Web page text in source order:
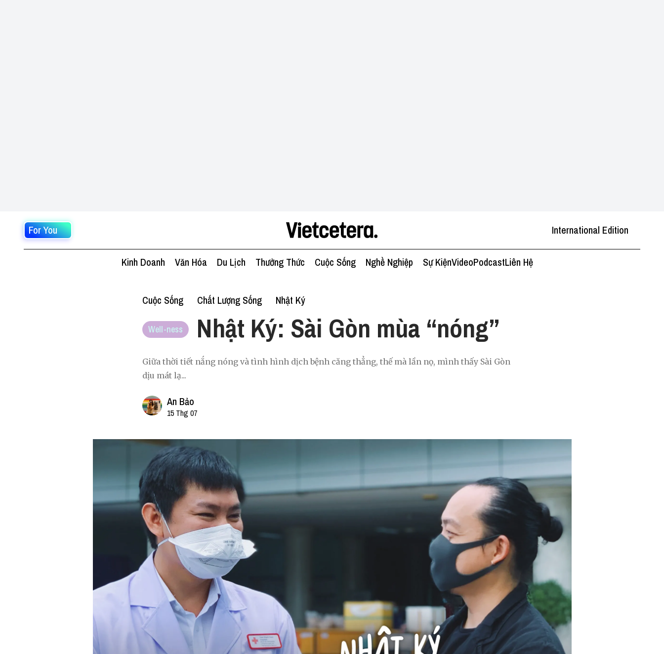
For You International Edition
Kinh Doanh Văn Hóa Du Lịch Thưởng Thức Cuộc Sống Nghề Nghiệp Sự KiệnVideoPodcastLiên Hệ
Cuộc Sống Chất Lượng Sống Nhật Ký
Well-ness Nhật Ký: Sài Gòn mùa “nóng”
Giữa thời tiết nắng nóng và tình hình dịch bệnh căng thẳng, thế mà lần nọ, mình thấy Sài Gòn
dịu mát lạ...
An Bảo
15 Thg 07